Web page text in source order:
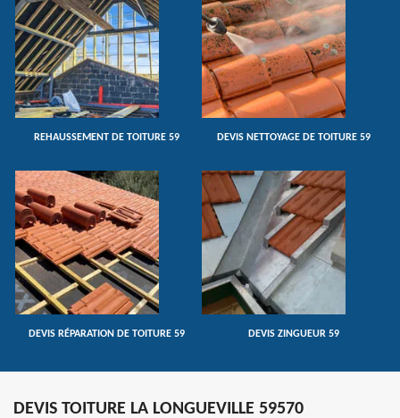
REHAUSSEMENT DE TOITURE 59 DEVIS NETTOYAGE DE TOITURE 59
DEVIS RÉPARATION DE TOITURE 59 DEVIS ZINGUEUR 59
DEVIS TOITURE LA LONGUEVILLE 59570